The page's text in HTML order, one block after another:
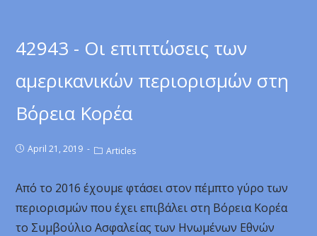
42943 - Οι επιπτώσεις των
αμερικανικών περιορισμών στη
Βόρεια Κορέα
April 21, 2019 Articles
Από το 2016 έχουμε φτάσει στον πέμπτο γύρο των
περιορισμών που έχει επιβάλει στη Βόρεια Κορέα
το Συμβούλιο Ασφαλείας των Ηνωμένων Εθνών